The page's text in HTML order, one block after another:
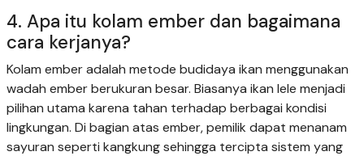
4. Apa itu kolam ember dan bagaimana
cara kerjanya?
Kolam ember adalah metode budidaya ikan menggunakan
wadah ember berukuran besar. Biasanya ikan lele menjadi
pilihan utama karena tahan terhadap berbagai kondisi
lingkungan. Di bagian atas ember, pemilik dapat menanam
sayuran seperti kangkung sehingga tercipta sistem yang